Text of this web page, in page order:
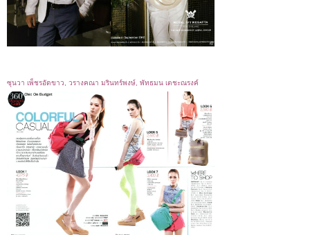
ซุนวา เพ็ชรอัดขาว, วรางคณา มรินทร์พงษ์, พัทธมน เตชะณรงค์